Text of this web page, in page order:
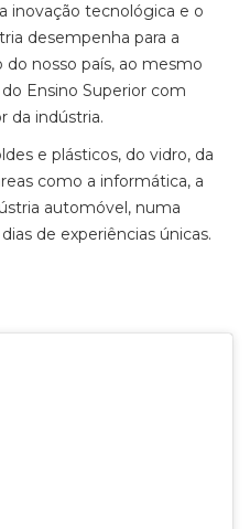
inovação tecnológica e o
desempenha para a
nosso país, ao mesmo
Ensino Superior com
da indústria.
e plásticos, do vidro, da
como a informática, a
automóvel, numa
de experiências únicas.